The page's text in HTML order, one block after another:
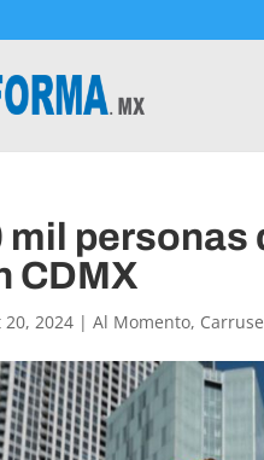
mil
CDMX
20, 2024 |Al Momento,